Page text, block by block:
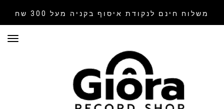
משלוח חינם לנקודת איסוף בקניה מעל 300 שח